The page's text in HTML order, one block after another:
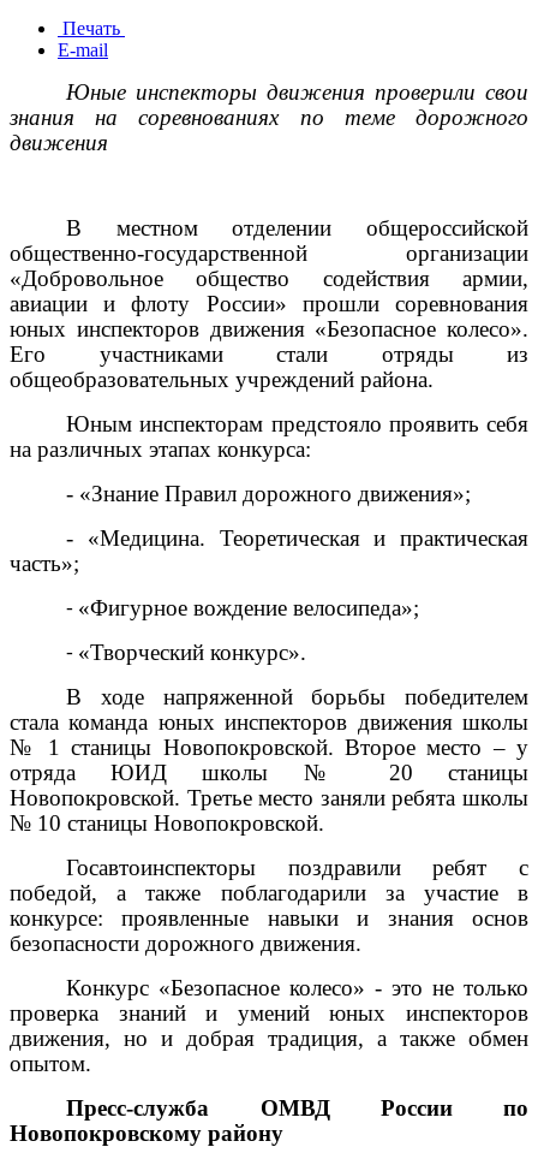
Печать
E-mail
Юные инспекторы движения проверили свои
знания на соревнованиях по теме дорожного
движения
В местном отделении общероссийской
общественно-государственной организации
«Добровольное общество содействия армии,
авиации и флоту России» прошли соревнования
юных инспекторов движения «Безопасное колесо».
Его участниками стали отряды из
общеобразовательных учреждений района.
Юным инспекторам предстояло проявить себя
на различных этапах конкурса:
- «Знание Правил дорожного движения»;
- «Медицина. Теоретическая и практическая
часть»;
- «Фигурное вождение велосипеда»;
- «Творческий конкурс».
В ходе напряженной борьбы победителем
стала команда юных инспекторов движения школы
№ 1 станицы Новопокровской. Второе место – у
отряда ЮИД школы № 20 станицы
Новопокровской. Третье место заняли ребята школы
№ 10 станицы Новопокровской.
Госавтоинспекторы поздравили ребят с
победой, а также поблагодарили за участие в
конкурсе: проявленные навыки и знания основ
безопасности дорожного движения.
Конкурс «Безопасное колесо» - это не только
проверка знаний и умений юных инспекторов
движения, но и добрая традиция, а также обмен
опытом.
Пресс-служба ОМВД России по
Новопокровскому району